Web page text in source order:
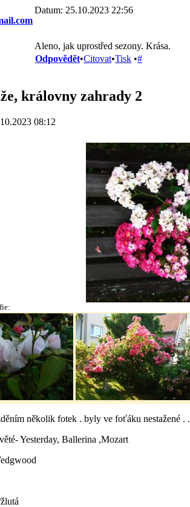
Datum: 25.10.2023 22:56
Aleno, jak uprostřed sezony. Krása.
Odpovědět•Citovat•Tisk •#
královny zahrady 2
08:12
několik fotek . byly ve foťáku nestažené . .
Yesterday, Ballerina ,Mozart